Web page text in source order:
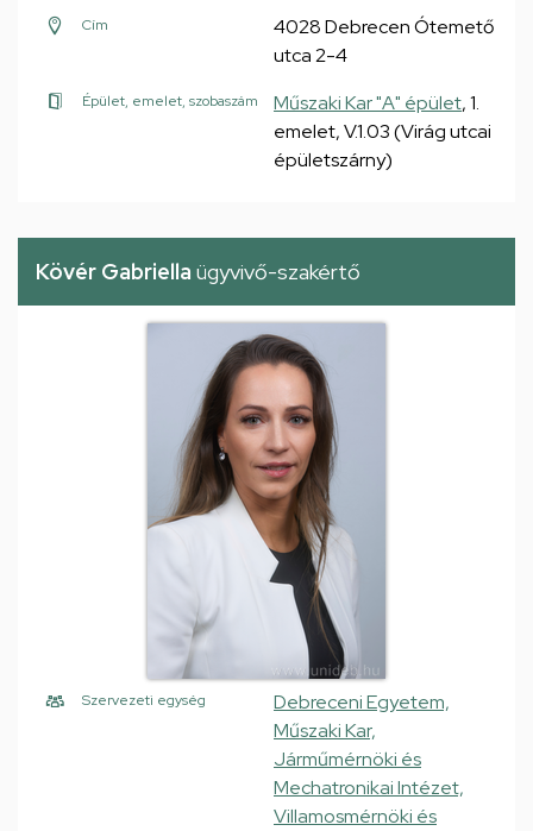
Cím
4028 Debrecen Ótemető
utca 2-4
Épület, emelet, szobaszám Műszaki Kar "A" épület, 1.
emelet, V.1.03 (Virág utcai
épületszárny)
Kövér Gabriella ügyvivő-szakértő
Szervezeti egység
Debreceni Egyetem,
Műszaki Kar,
Járműmérnöki és
Mechatronikai Intézet,
Villamosmérnöki és